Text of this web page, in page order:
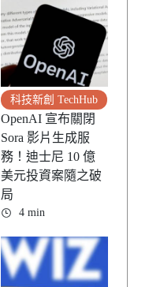
科技新創 TechHub
OpenAI 宣布關閉
Sora 影片生成服
務！迪士尼 10 億
美元投資案隨之破
局
4 min